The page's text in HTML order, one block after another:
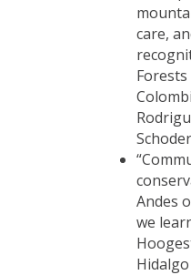
care,
Andes
we